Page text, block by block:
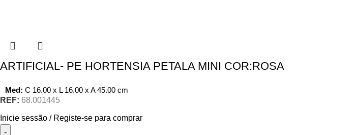
ARTIFICIAL- PE HORTENSIA PETALA MINI COR:ROSA
Med: C 16.00 x L 16.00 x A45.00 cm
REF: 68.001445
Inicie sessão / Registe-se para comprar